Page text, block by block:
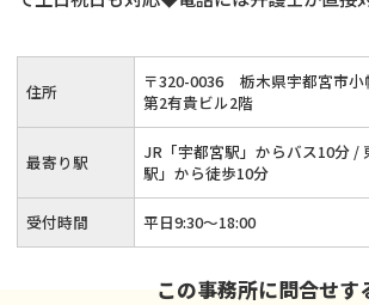
宇都宮駅から徒歩10分◆相談者さま専用駐
住所 〒320-0036
栃木県宇都宮市小
第2有貴ビル2階
最寄り駅
JR「宇都宮駅」からバス10分 /
駅」から徒歩10分
受付時間 平日9:30～18:00
この事務所に問合せす